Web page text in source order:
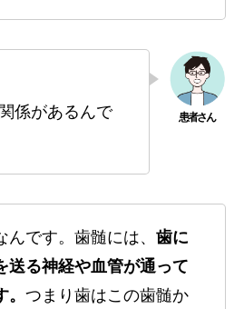
係があるんで
んです。歯髄には、 歯に
送る神経や血管が通って
つまり歯はこの歯髄か